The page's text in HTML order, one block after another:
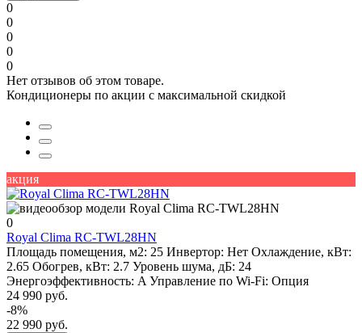
0
0
0
0
0
Нет отзывов об этом товаре.
Кондиционеры по акции с максимальной скидкой
акция
0
Royal Clima RC-TWL28HN
Площадь помещения, м2: 25 Инвертор: Нет Охлаждение, кВт:
2.65 Обогрев, кВт: 2.7 Уровень шума, дБ: 24
Энергоэффективность: A Управление по Wi-Fi: Опция
24 990 руб.
-8%
22 990 руб.